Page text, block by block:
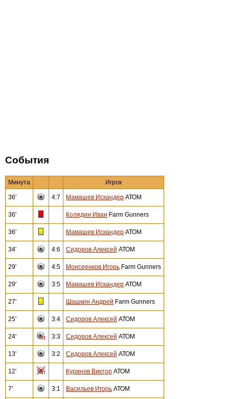
События
Минута Игрок
36' 4:7 Мамашев Искандер АТОМ
36' Колядин Иван Farm Gunners
36' Мамашев Искандер АТОМ
34' 4:6 Сидоров Алексей АТОМ
29' 4:5 Моисеенков Игорь Farm Gunners
29' 3:5 Мамашев Искандер АТОМ
27' Шашкин Андрей Farm Gunners
25' 3:4 Сидоров Алексей АТОМ
24' 3:3 Сидоров Алексей АТОМ
13' 3:2 Сидоров Алексей АТОМ
12' Куринов Виктор АТОМ
7' 3:1 Васильев Игорь АТОМ